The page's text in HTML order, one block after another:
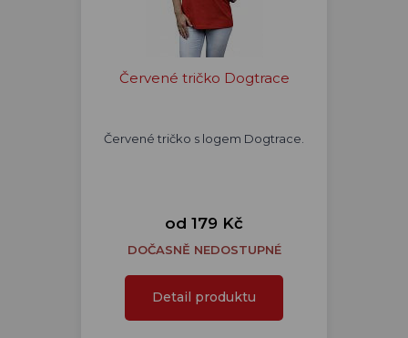
Červené tričko Dogtrace
Červené tričko s logem Dogtrace.
od 179 Kč
DOČASNĚ NEDOSTUPNÉ
Detail produktu